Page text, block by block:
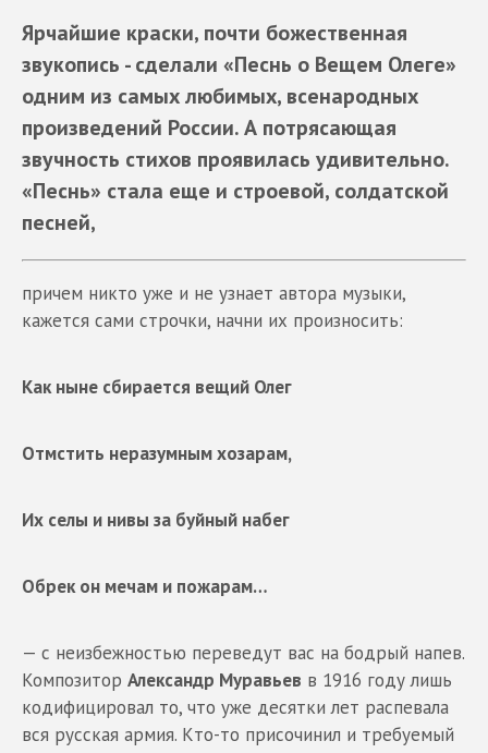
Ярчайшие краски, почти божественная
звукопись - сделали «Песнь о Вещем Олеге»
одним из самых любимых, всенародных
произведений России. А потрясающая
звучность стихов проявилась удивительно.
«Песнь» стала еще и строевой, солдатской
песней,
причем никто уже и не узнает автора музыки,
кажется сами строчки, начни их произносить:
Как ныне сбирается вещий Олег
Отмстить неразумным хозарам,
Их селы и нивы за буйный набег
Обрек он мечам и пожарам…
— с неизбежностью переведут вас на бодрый напев.
Композитор Александр Муравьев в 1916 году лишь
кодифицировал то, что уже десятки лет распевала
вся русская армия. Кто-то присочинил и требуемый